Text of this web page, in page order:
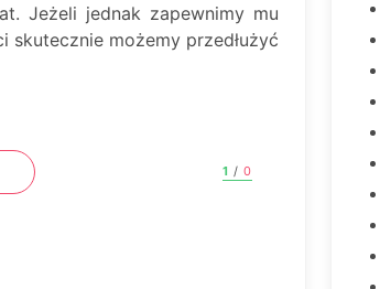
Jeżeli jednak zapewnimy mu
możemy przedłużyć
1 / 0